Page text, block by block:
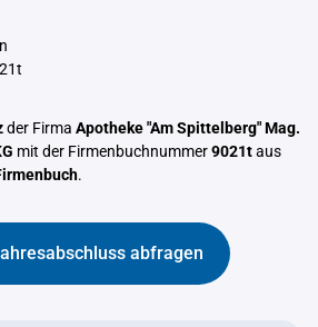
der Firma Apotheke "Am Spittelberg" Mag.
mit der Firmenbuchnummer9021taus
.
abfragen